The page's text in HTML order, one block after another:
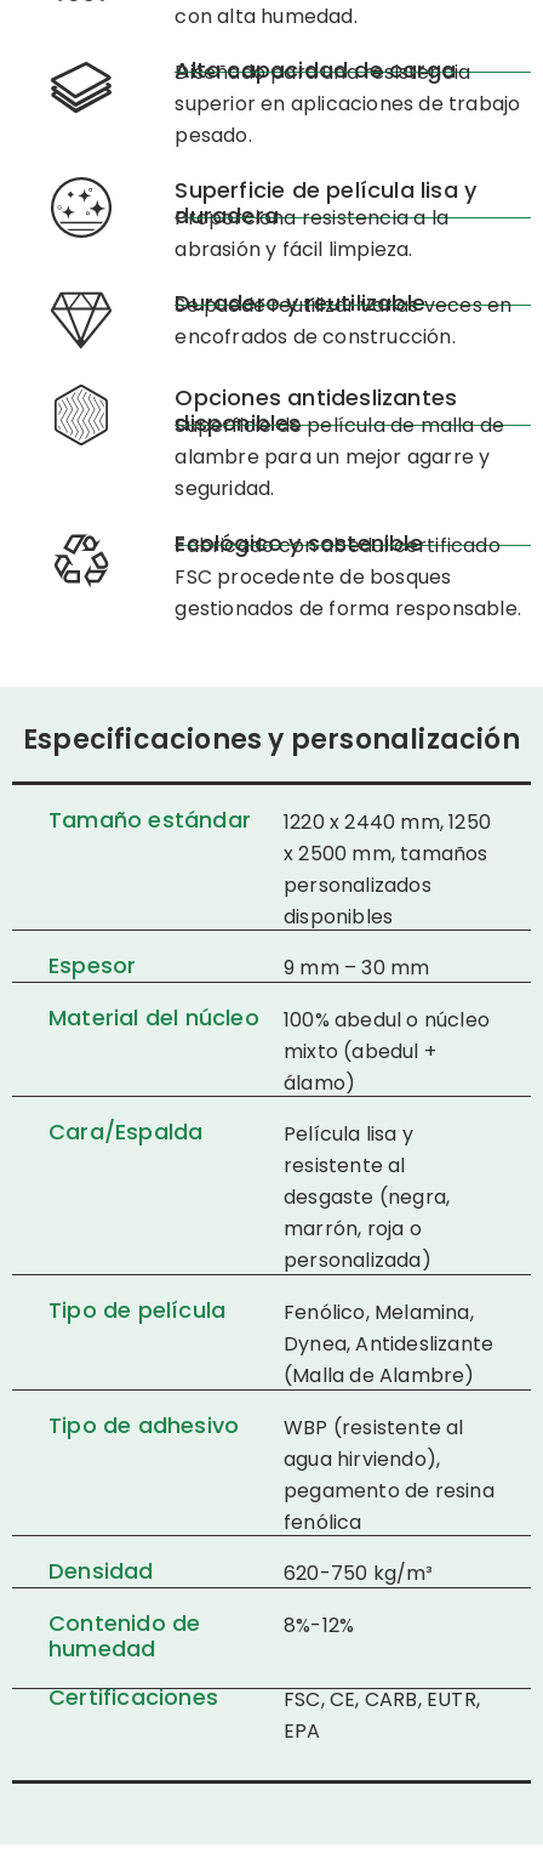
con alta humedad.
Alta capacidad de carga
Diseñado para una resistencia
superior en aplicaciones de trabajo
pesado.
Superficie de película lisa y
duradera
Proporciona resistencia a la
abrasión y fácil limpieza.
Duradero y reutilizable
Se puede reutilizar varias veces en
encofrados de construcción.
Opciones antideslizantes
disponibles
Superficie de película de malla de
alambre para un mejor agarre y
seguridad.
Ecológico y sostenible
Fabricado con abedul certificado
FSC procedente de bosques
gestionados de forma responsable.
Especificaciones y personalización
Tamaño estándar
1220 x 2440 mm, 1250
x 2500 mm, tamaños
personalizados
disponibles
Espesor 9 mm – 30 mm
Material del núcleo
100% abedul o núcleo
mixto (abedul +
álamo)
Cara/Espalda
Película lisa y
resistente al
desgaste (negra,
marrón, roja o
personalizada)
Tipo de película
Fenólico, Melamina,
Dynea, Antideslizante
(Malla de Alambre)
Tipo de adhesivo
WBP (resistente al
agua hirviendo),
pegamento de resina
fenólica
Densidad 620-750 kg/m³
Contenido de
humedad
8%-12%
Certificaciones
FSC, CE, CARB, EUTR,
EPA